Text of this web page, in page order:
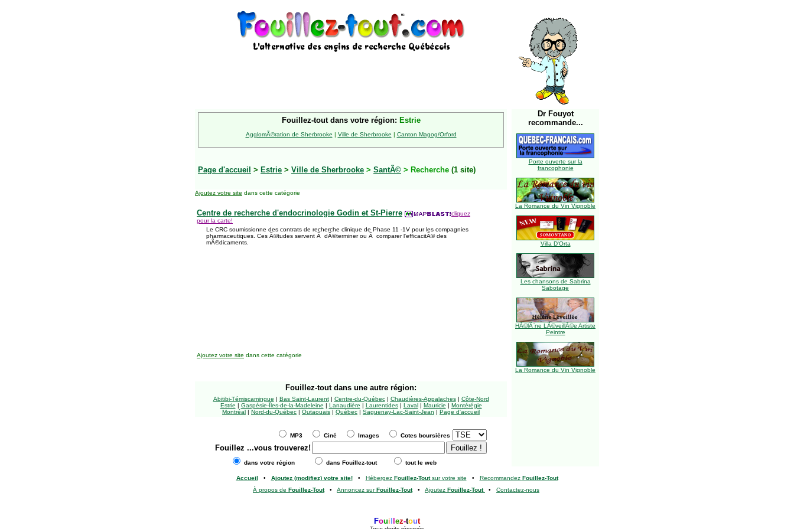
Fouillez-tout dans votre région: Estrie
AgglomÃ©ration de Sherbrooke | Ville de Sherbrooke | Canton Magog/Orford
Page d'accueil > Estrie > Ville de Sherbrooke > SantÃ© > Recherche (1 site)
Ajoutez votre site dans cette catégorie
Centre de recherche d'endocrinologie Godin et St-Pierre
cliquez
pour la carte!
Le CRC soumissionne des contrats de recherche clinique de Phase 11 -1V pour les compagnies
pharmaceutiques. Ces Ã©tudes servent Ã dÃ©terminer ou Ã comparer l'efficacitÃ© des
mÃ©dicaments.
Dr Fouyot
recommande...
Porte ouverte sur la
francophonie
La Romance du Vin Vignoble
Villa D'Orta
Les chansons de Sabrina
Sabotage
HÃ©lÃ¨ne LÃ©veillÃ©e Artiste
Peintre
La Romance du Vin Vignoble
Ajoutez votre site dans cette catégorie
Fouillez-tout dans une autre région:
Abitibi-Témiscamingue | Bas Saint-Laurent| Centre-du-Québec| Chaudières-Appalaches| Côte-Nord
Estrie | Gaspésie-Îles-de-la-Madeleine | Lanaudière | Laurentides| Laval| Mauricie | Montérégie
Montréal | Nord-du-Québec | Outaouais | Québec | Saguenay-Lac-Saint-Jean | Page d'accueil
MP3 Ciné Images Cotes boursières
Fouillez ...vous trouverez!
dans votre région dans Fouillez-tout tout le web
Accueil • Ajoutez (modifiez) votre site!• Hébergez Fouillez-Toutsur votre site • Recommandez Fouillez-Tout
À propos de Fouillez-Tout• Annoncez surFouillez-Tout• Ajoutez Fouillez-Tout • Contactez-nous
Foui ez-tout